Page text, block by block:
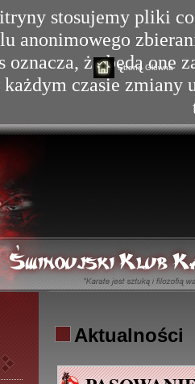
stosujemy pliki
anonimowego
oznacza, że będą one
czasie
Strona Główna
Aktualności